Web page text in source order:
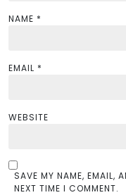
NAME *
EMAIL *
WEBSITE
SAVE MY NAME, EMAIL,
NEXT TIME I COMMENT.